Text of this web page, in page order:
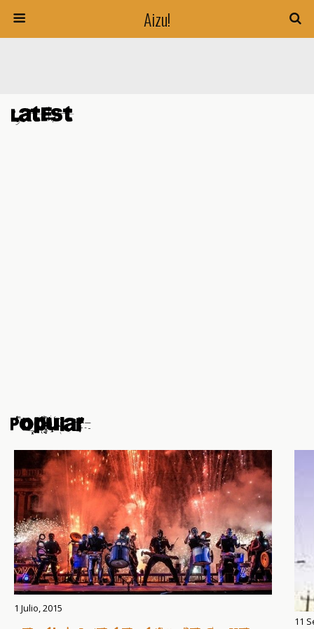
Aizu!
Latest
Popular
1 Julio, 2015
11